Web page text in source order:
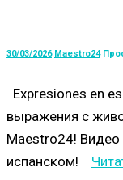
30/03/2026 Maestro24
Expresiones en
выражения с
Maestro24!
испанском!